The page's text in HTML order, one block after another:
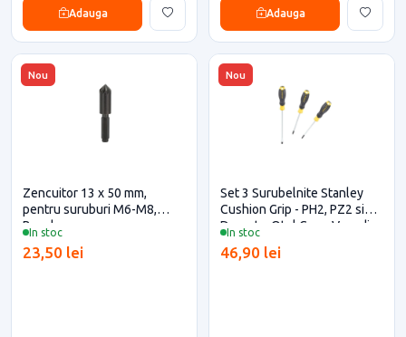
Adauga Adauga
Nou
In stoc
Zencuitor 13 x 50 mm,
pentru suruburi M6-M8,
Bosch
23,50 lei
Nou
In stoc
Set 3 Surubelnite Stanley
Cushion Grip - PH2, PZ2 si
Dreapta, Otel Crom Vanadiu
46,90 lei